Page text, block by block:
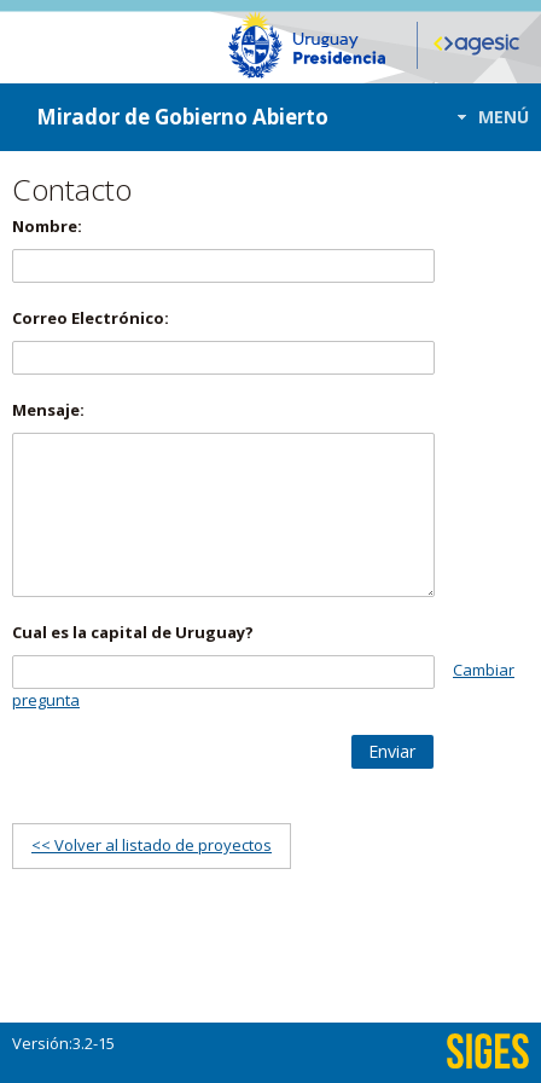
ir a contenido
ir al menú
Mirador de Gobierno Abierto MENÚ
Contacto
Nombre:
Correo Electrónico:
Mensaje:
Cual es la capital de Uruguay?
Cambiar
pregunta
Enviar
<< Volver al listado de proyectos
Versión:3.2-15